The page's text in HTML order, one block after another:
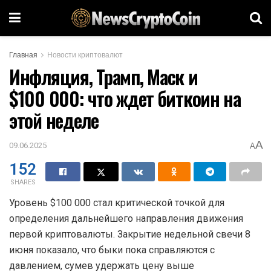
Главная Новости криптовалют
Инфляция, Трамп, Маск и
$100 000: что ждет биткоин на
этой неделе
09.06.2025 AA
152
SHARES
Уровень $100 000 стал критической точкой для
определения дальнейшего направления движения
первой криптовалюты. Закрытие недельной свечи 8
июня показало, что быки пока справляются с
давлением, сумев удержать цену выше